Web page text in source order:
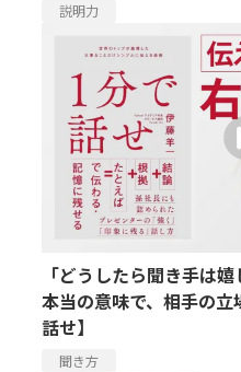
説明力
「どうしたら聞き手は
本当の意味で、相手の
話せ】
聞き方